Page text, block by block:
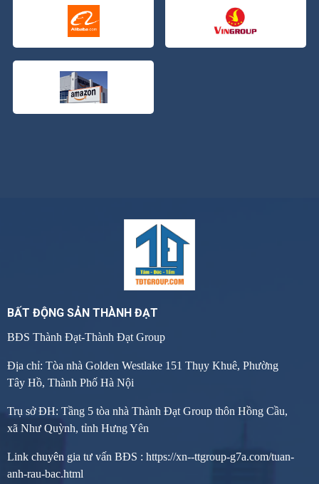
BẤT ĐỘNG SẢN THÀNH ĐẠT
BĐS Thành Đạt-Thành Đạt Group
Địa chỉ: Tòa nhà Golden Westlake 151 Thụy Khuê, Phường
Tây Hồ, Thành Phố Hà Nội
Trụ sở ĐH: Tầng 5 tòa nhà Thành Đạt Group thôn Hồng Cầu,
xã Như Quỳnh, tỉnh Hưng Yên
Link chuyên gia tư vấn BĐS : https://xn--ttgroup-g7a.com/tuan-
anh-rau-bac.html